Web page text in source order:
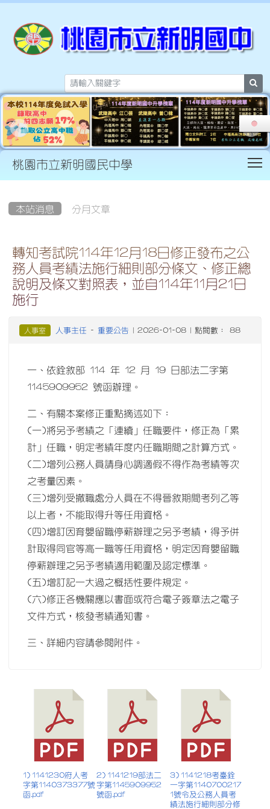
桃園市立新明國民中學
本站消息 分月文章
轉知考試院114年12月18日修正發布之公
務人員考績法施行細則部分條文、修正總
說明及條文對照表，並自114年11月21日
施行
人事室 人事主任 - 重要公告 | 2026-01-08 | 點閱數： 88
一、依銓敘部 114 年 12 月 19 日部法二字第
1145909952 號函辦理。
二、有關本案修正重點摘述如下：
(一)將另予考績之「連續」任職要件，修正為「累
計」任職，明定考績年度內任職期間之計算方式。
(二)增列公務人員請身心調適假不得作為考績等次
之考量因素。
(三)增列受撤職處分人員在不得晉敘期間考列乙等
以上者，不能取得升等任用資格。
(四)增訂因育嬰留職停薪辦理之另予考績，得予併
計取得同官等高一職等任用資格，明定因育嬰留職
停薪辦理之另予考績適用範圍及認定標準。
(五)增訂記一大過之概括性要件規定。
(六)修正各機關應以書面或符合電子簽章法之電子
文件方式，核發考績通知書。
三、詳細內容請參閱附件。
1) 1141230府人考
字第1140373377號
函.pdf
2) 1141219部法二
字第1145909952
號函.pdf
3) 1141218考臺銓
一字第1140700217
1號令及公務人員考
績法施行細則部分修